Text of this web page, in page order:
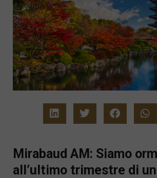
Mirabaud AM: Siamo
all’ultimo trimestre di